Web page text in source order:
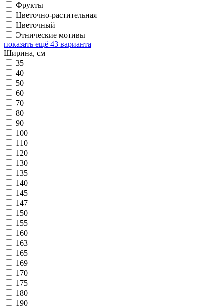
Фрукты
Цветочно-растительная
Цветочный
Этнические мотивы
показать ещё 43 варианта
Ширина, см
35
40
50
60
70
80
90
100
110
120
130
135
140
145
147
150
155
160
163
165
169
170
175
180
190